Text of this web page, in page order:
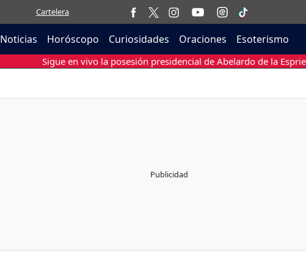
Cartelera
Noticias Horóscopo Curiosidades Oraciones Esoterismo
Sigue en vivo la posesión presidencial de Abelardo de la